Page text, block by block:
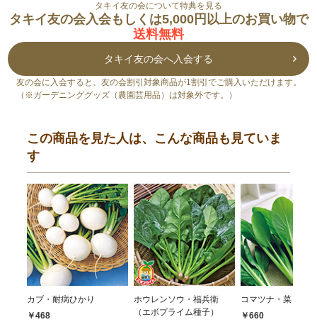
タキイ友の会について特典を見る
タキイ友の会入会もしくは5,000円以上のお買い物で
送料無料
タキイ友の会へ入会する
友の会に入会すると、友の会割引対象商品が1割引でご購入いただけます。
（※ガーデニンググッズ（農園芸用品）は対象外です。）
この商品を見た人は、こんな商品も見ていま
す
カブ・耐病ひかり
￥468
ホウレンソウ・福兵衛
（エボプライム種子）
コマツナ・菜々美
￥660